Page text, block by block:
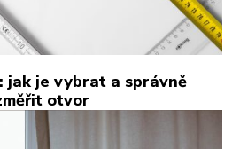
jak je vybrat a správně
otvor